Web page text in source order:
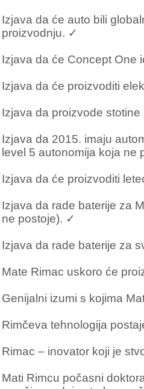
Izjava da će auto bili
proizvodnju. ✓
Izjava da će Concept One
Izjava da će proizvoditi
Izjava da proizvode
Izjava da 2015. imaju
level 5 autonomija koja ne
Izjava da će proizvoditi
Izjava da rade baterije za
ne postoje). ✓
Izjava da rade baterije za
Mate Rimac uskoro će
Genijalni izumi s kojima
Rimčeva tehnologija
Rimac – inovator koji je
Mati Rimcu počasni